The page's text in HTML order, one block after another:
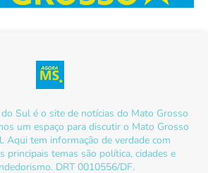
Sul é o site de notícias do Mato Grosso
um espaço para discutir o Mato Grosso
Aqui tem informação de verdade com
principais temas são política, cidades e
DRT 0010556/DF.